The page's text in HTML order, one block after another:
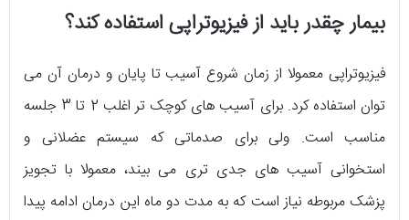
بیمار چقدر باید از فیزیوتراپی استفاده کند؟
فیزیوتراپی معمولا از زمان شروع آسیب تا پایان و درمان آن می
توان استفاده کرد. برای آسیب های کوچک تر اغلب 2 تا 3 جلسه
مناسب است. ولی برای صدماتی که سیستم عضلانی و
استخوانی آسیب های جدی تری می بیند، معمولا با تجویز
پزشک مربوطه نیاز است که به مدت دو ماه این درمان ادامه پیدا